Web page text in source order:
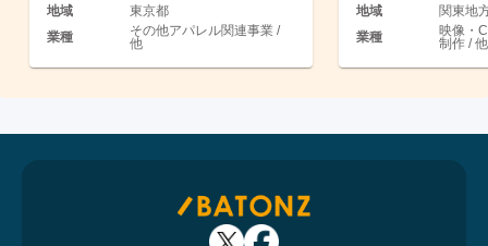
地域
東京都
業種
その他アパレル関連事業 /
他
地域
関東地
業種
映像・
制作 / 他